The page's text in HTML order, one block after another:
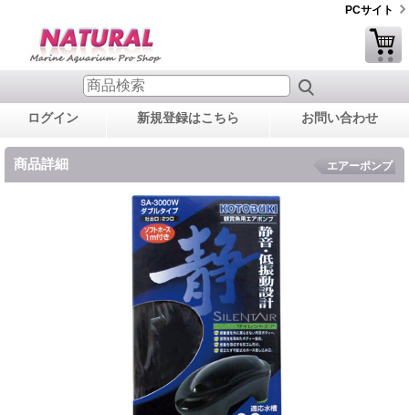
PCサイト
ログイン 新規登録はこちら お問い合わせ
商品詳細 エアーポンプ